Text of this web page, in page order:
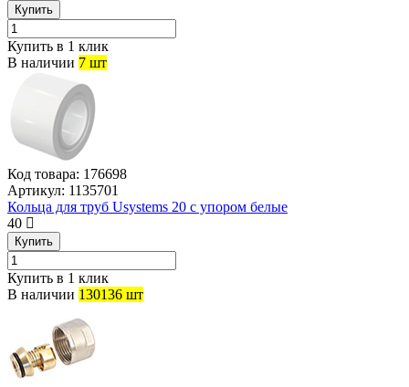
Купить
Купить в 1 клик
В наличии 7 шт
Код товара: 176698
Артикул: 1135701
Кольца для труб Usystems 20 с упором белые
40
Купить
Купить в 1 клик
В наличии 130136 шт